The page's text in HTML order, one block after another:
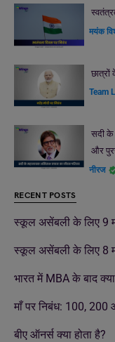
मयंक
Team
सदी के
और
नीरज
RECENT POSTS
स्कूल असेंबली के लिए 9
स्कूल असेंबली के लिए 8
भारत में MBA के बाद
माँ पर निबंध: 100, 200
बीए ऑनर्स क्या होता है?